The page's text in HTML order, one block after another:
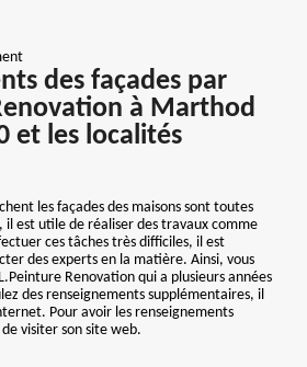
des façades par
à Marthod
et les localités
les façades des maisons sont toutes
est utile de réaliser des travaux comme
ces tâches très difficiles, il est
des experts en la matière. Ainsi, vous
Renovation qui a plusieurs années
des renseignements supplémentaires, il
Pour avoir les renseignements
visiter son site web.